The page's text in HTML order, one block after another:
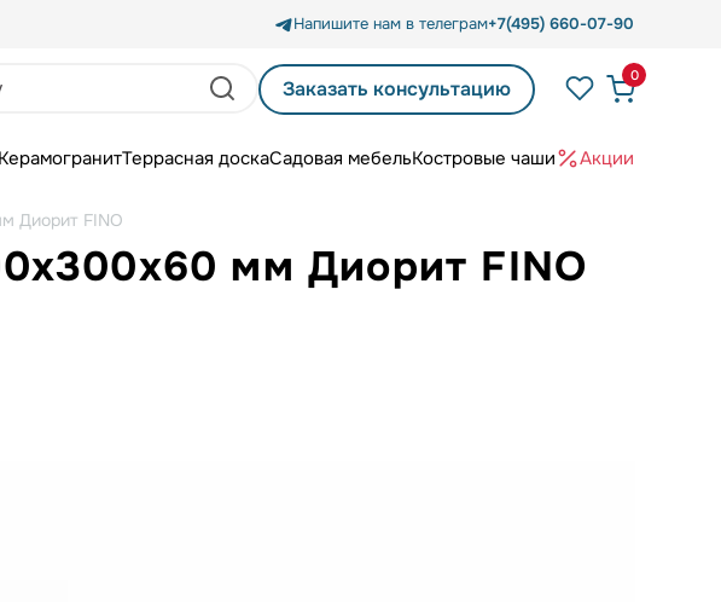
Напишите нам в телеграм+7(495) 660-07-90
Заказать консультацию
0
КерамогранитТеррасная доскаСадовая мебельКостровые чаши Акции
Диорит FINO
мм Диорит FINO